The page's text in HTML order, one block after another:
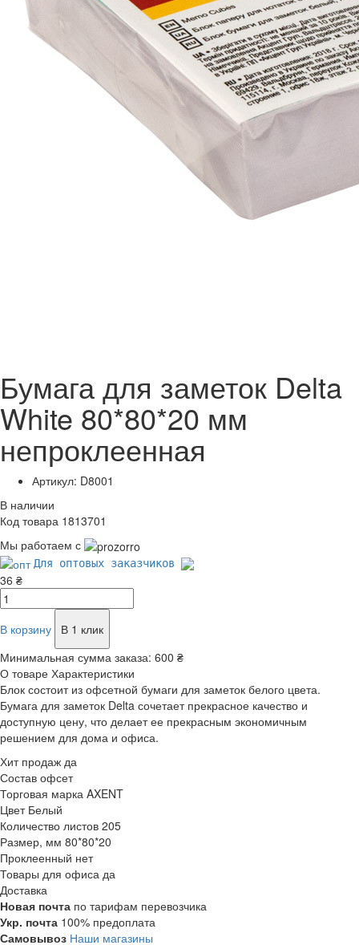
Бумага для заметок Delta
White 80*80*20 мм
непроклеенная
Артикул: D8001
В наличии
Код товара 1813701
Мы работаем с
Для оптовых заказчиков
36 ₴
В корзину
В 1 клик
Минимальная сумма заказа: 600 ₴
О товаре Характеристики
Блок состоит из офсетной бумаги для заметок белого цвета.
Бумага для заметок Delta сочетает прекрасное качество и
доступную цену, что делает ее прекрасным экономичным
решением для дома и офиса.
Хит продаж да
Состав офсет
Торговая марка AXENT
Цвет Белый
Количество листов 205
Размер, мм 80*80*20
Проклеенный нет
Товары для офиса да
Доставка
Новая почта по тарифам перевозчика
Укр. почта 100% предоплата
Самовывоз Наши магазины